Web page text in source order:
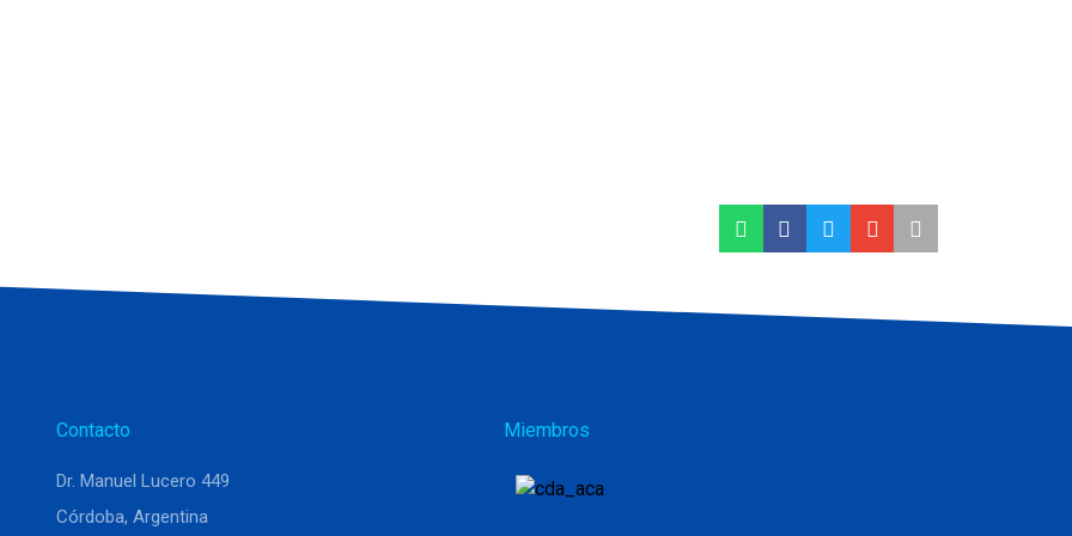
Contacto
Dr. Manuel Lucero 449
Córdoba, Argentina
Miembros